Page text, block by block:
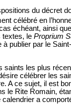
du décret
célébré en
échéant, ainsi
textes, le Proprium
à publier par le
saints les plus
célébrer les
A ce sujet, il est
le Rite Romain,
a